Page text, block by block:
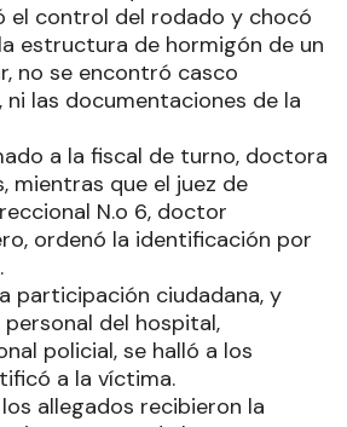
el control del rodado y chocó
estructura de hormigón de un
no se encontró casco
las documentaciones de la
a la fiscal de turno, doctora
mientras que el juez de
N.o 6, doctor
ordenó la identificación por
participación ciudadana, y
del hospital,
policial, se halló a los
a la víctima.
allegados recibieron la